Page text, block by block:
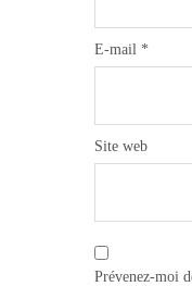
E-mail *
Site web
Prévenez-moi